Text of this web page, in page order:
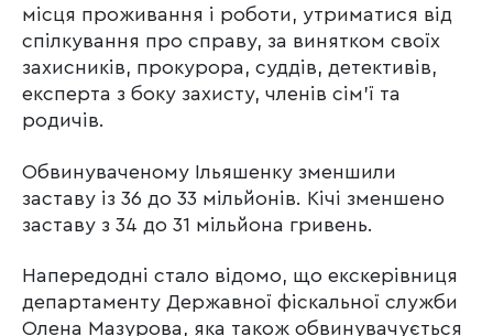
місця проживання і роботи, утриматися від
спілкування про справу, за винятком своїх
захисників, прокурора, суддів, детективів,
експерта з боку захисту, членів сім’ї та
родичів.
Обвинуваченому Ільяшенку зменшили
заставу із 36 до 33 мільйонів. Кічі зменшено
заставу з 34 до 31 мільйона гривень.
Напередодні стало відомо, що екскерівниця
департаменту Державної фіскальної служби
Олена Мазурова, яка також обвинувачується